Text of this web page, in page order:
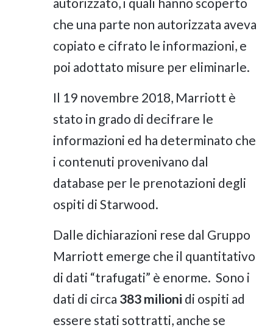
che una parte non autorizzata aveva
copiato e cifrato le informazioni, e
poi adottato misure per eliminarle.
Il 19 novembre 2018, Marriott è
stato in grado di decifrare le
informazioni ed ha determinato che
i contenuti provenivano dal
database per le prenotazioni degli
ospiti di Starwood.
Dalle dichiarazioni rese dal Gruppo
Marriott emerge che il quantitativo
di dati “trafugati” è enorme. Sono i
dati di circa 383 milioni di ospiti ad
essere stati sottratti, anche se